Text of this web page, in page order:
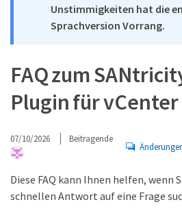
Unstimmigkeiten hat die
Sprachversion Vorrang.
FAQ zum
Plugin für vCenter
07/10/2026 Beitragende
Diese FAQ kann Ihnen helfen, wenn
schnellen Antwort auf eine Frage